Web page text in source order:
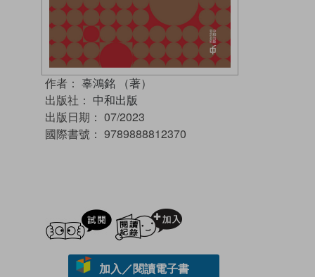
作者： 辜鴻銘 （著）
出版社： 中和出版
出版日期： 07/2023
國際書號： 9789888812370
試閲
加入／閱讀電子書